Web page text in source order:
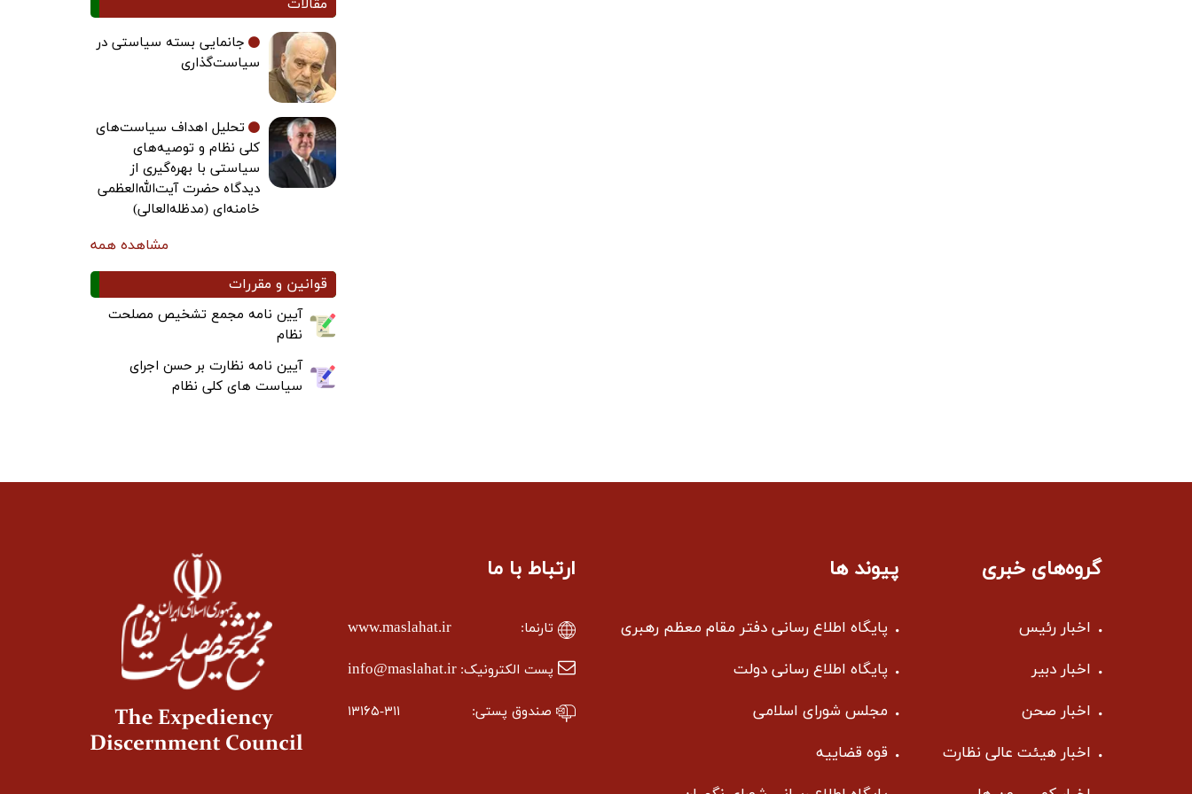
مقالات
جانمایی بسته سیاستی در
سیاست‌گذاری
تحلیل اهداف سیاست‌های
کلی نظام و توصیه‌های
سیاستی با بهره‌گیری از
دیدگاه حضرت آیت‌الله‌العظمی
خامنه‌ای (مدظله‌العالی)
مشاهده همه
قوانین و مقررات
آیین نامه مجمع تشخیص مصلحت
نظام
آیین نامه نظارت بر حسن اجرای
سیاست های کلی نظام
گروه‌های خبری
اخبار رئیس
اخبار دبیر
اخبار صحن
اخبار هیئت عالی نظارت
پیوند ها
پایگاه اطلاع رسانی دفتر مقام معظم رهبری
پایگاه اطلاع رسانی دولت
مجلس شورای اسلامی
قوه قضاییه
ارتباط با ما
تارنما: www.maslahat.ir
پست الکترونیک: info@maslahat.ir
صندوق پستی: ۱۳۱۶۵-۳۱۱